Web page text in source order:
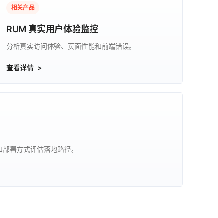
相关产品
RUM 真实用户体验监控
分析真实访问体验、页面性能和前端错误。
查看详情
署方式评估落地路径。